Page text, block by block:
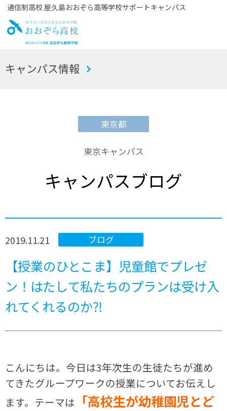
通信制高校 屋久島おおぞら高等学校サポートキャンパス
お
キャンパス情報
東京都
東京キャンパス
キャンパスブログ
ブログ
2019.11.21
【授業のひとこま】児童館でプレゼ
ン！はたして私たちのプランは受け入
れてくれるのか⁈
こんにちは。今日は3年次生の生徒たちが進め
てきたグループワークの授業についてお伝えし
ます。テーマは 「高校生が幼稚園児とど